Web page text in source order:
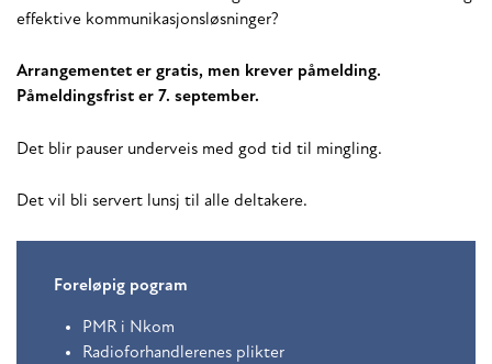
effektive kommunikasjonsløsninger?
Arrangementet er gratis, men krever påmelding.
Påmeldingsfrist er 7. september.
Det blir pauser underveis med god tid til mingling.
Det vil bli servert lunsj til alle deltakere.
Foreløpig pogram
PMR i Nkom
Radioforhandlerenes plikter